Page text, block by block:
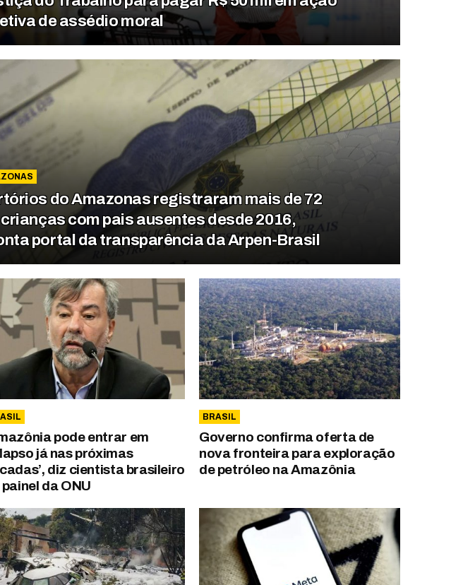
de assédio moral
do Amazonas registraram mais de 72
com pais ausentes desde 2016,
portal da transparência da Arpen-Brasil
pode entrar em
já nas próximas
diz cientista brasileiro
painel da ONU
BRASIL
Governo confirma oferta de
nova fronteira para exploração
de petróleo na Amazônia